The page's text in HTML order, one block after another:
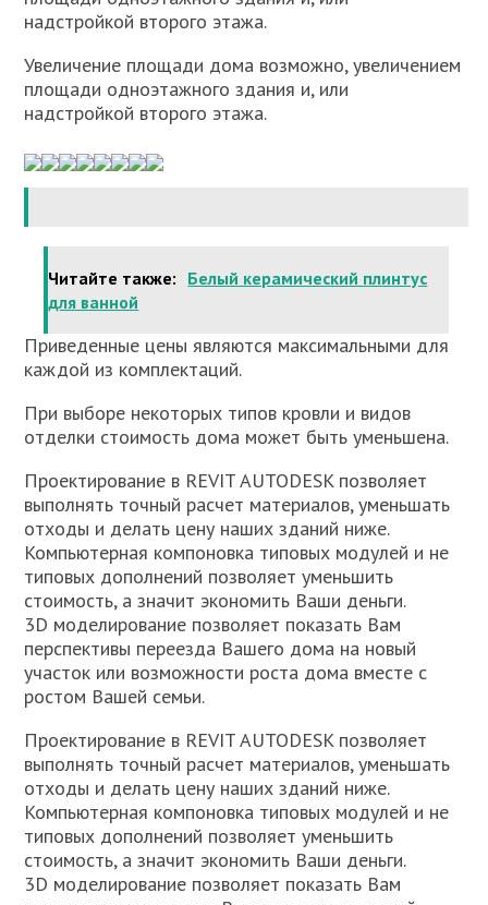
надстройкой второго этажа.
Увеличение площади дома возможно, увеличением
площади одноэтажного здания и, или
надстройкой второго этажа.
Читайте также: Белый керамический плинтус
для ванной
Приведенные цены являются максимальными для
каждой из комплектаций.
При выборе некоторых типов кровли и видов
отделки стоимость дома может быть уменьшена.
Проектирование в REVIT AUTODESK позволяет
выполнять точный расчет материалов, уменьшать
отходы и делать цену наших зданий ниже.
Компьютерная компоновка типовых модулей и не
типовых дополнений позволяет уменьшить
стоимость, а значит экономить Ваши деньги.
3D моделирование позволяет показать Вам
перспективы переезда Вашего дома на новый
участок или возможности роста дома вместе с
ростом Вашей семьи.
Проектирование в REVIT AUTODESK позволяет
выполнять точный расчет материалов, уменьшать
отходы и делать цену наших зданий ниже.
Компьютерная компоновка типовых модулей и не
типовых дополнений позволяет уменьшить
стоимость, а значит экономить Ваши деньги.
3D моделирование позволяет показать Вам